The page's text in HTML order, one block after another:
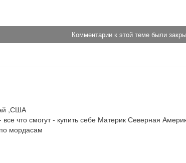
Комментарии к этой теме были
,США
все что смогут - купить себе Материк Северная
мордасам